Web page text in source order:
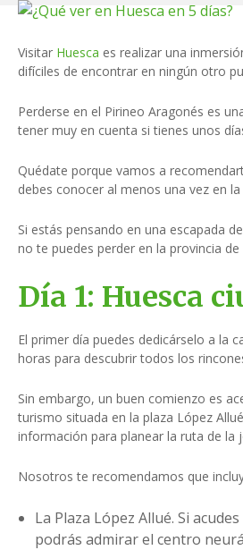
Visitar Huesca es realizar una
difíciles de encontrar en ningún otro
Perderse en el Pirineo Aragonés es
tener muy en cuenta si tienes unos
Quédate porque vamos a
debes conocer al menos una vez en la
Si estás pensando en una escapada
no te puedes perder en la provincia de
Día 1: Huesca
El primer día puedes dedicárselo a la
horas para descubrir todos los
Sin embargo, un buen comienzo es
turismo situada en la plaza López
información para planear la ruta de la
Nosotros te recomendamos que
La Plaza López Allué. Si
podrás admirar el centro